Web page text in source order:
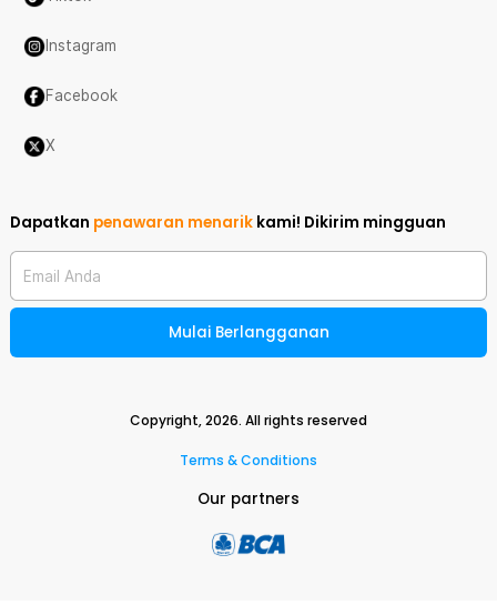
Instagram
Facebook
X
Dapatkan penawaran menarik kami! Dikirim mingguan
Email Anda
Mulai Berlangganan
Copyright,2026. All rights reserved
Terms & Conditions
Our partners